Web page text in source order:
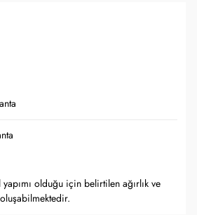
olduğu için belirtilen ağırlık ve